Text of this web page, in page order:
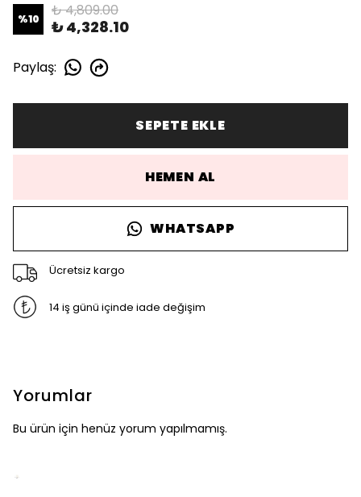
%10 ₺ 4,809.00
₺ 4,328.10
Paylaş:
SEPETE EKLE
HEMEN AL
WHATSAPP
Ücretsiz kargo
14 iş günü içinde iade değişim
Yorumlar
Bu ürün için henüz yorum yapılmamış.